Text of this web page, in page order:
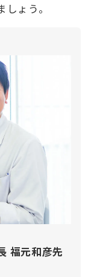
ょう。
福元和彦先